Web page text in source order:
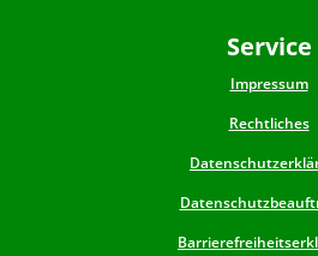
Service
Impressum
Rechtliches